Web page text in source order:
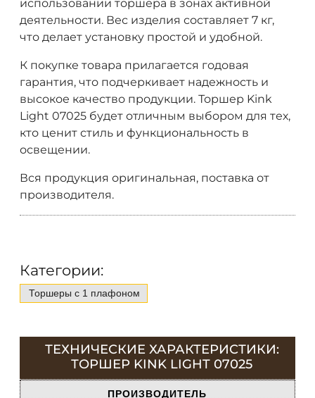
использовании торшера в зонах активной
деятельности. Вес изделия составляет 7 кг,
что делает установку простой и удобной.
К покупке товара прилагается годовая
гарантия, что подчеркивает надежность и
высокое качество продукции. Торшер Kink
Light 07025 будет отличным выбором для тех,
кто ценит стиль и функциональность в
освещении.
Вся продукция оригинальная, поставка от
производителя.
Категории:
Торшеры с 1 плафоном
ТЕХНИЧЕСКИЕ ХАРАКТЕРИСТИКИ:
ТОРШЕР KINK LIGHT 07025
ПРОИЗВОДИТЕЛЬ